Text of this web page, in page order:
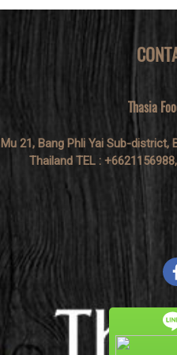
Thasia
21, Bang Phli Yai Sub-district,
Thailand TEL :